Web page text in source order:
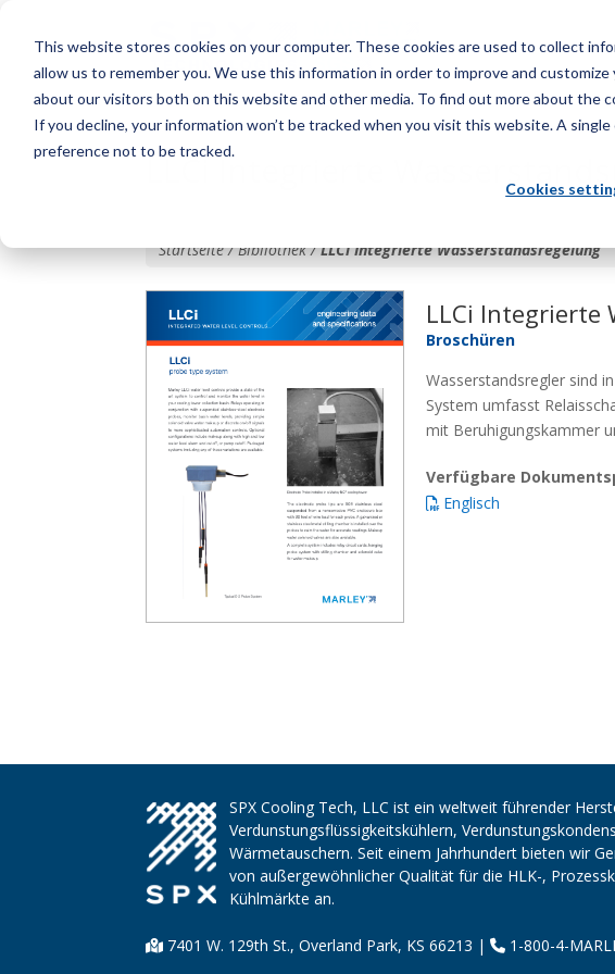
This website stores cookies on your computer. These cookies are used to collect
allow us to remember you. We use this information in order to improve and
about our visitors both on this website and other media. To find out more about the
If you decline, your information won’t be tracked when you visit this website. A
preference not to be tracked.
Cookies
LLCi Integrierte
Startseite / Bibliothek /LLCi Integrierte Wasserstandsregelung
LLCi Integrierte
Broschüren
Wasserstandsregler sind
System umfasst
mit Beruhigungskammer
Verfügbare
Englisch
SPX Cooling Tech, LLC ist ein weltweit führender
Verdunstungsflüssigkeitskühlern,
Wärmetauschern. Seit einem Jahrhundert bieten wir
von außergewöhnlicher Qualität für die HLK-,
Kühlmärkte an.
7401 W. 129th St., Overland Park, KS 66213 | 1-800-4-